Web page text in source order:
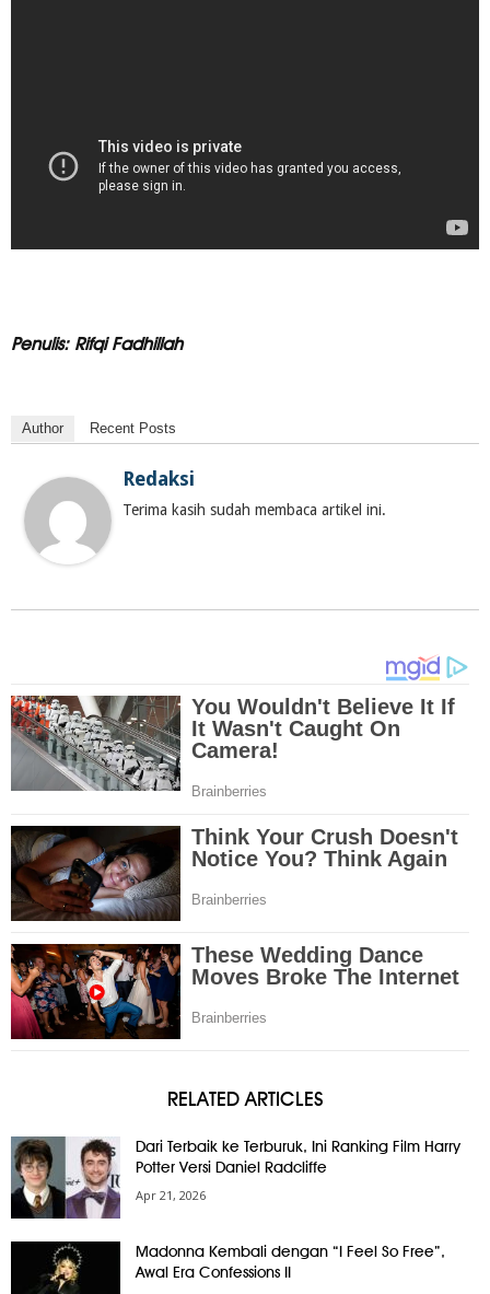
Penulis: Rifqi Fadhillah
Author Recent Posts
Redaksi
Terima kasih sudah membaca artikel ini.
RELATED ARTICLES
Dari Terbaik ke Terburuk, Ini Ranking Film Harry
Potter Versi Daniel Radcliffe
Apr 21, 2026
Madonna Kembali dengan “I Feel So Free”,
Awal Era Confessions II